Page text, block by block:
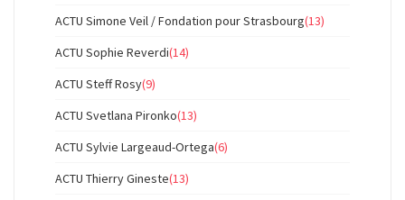
ACTU Simone Veil / Fondation pour Strasbourg(13)
ACTU Sophie Reverdi(14)
ACTU Steff Rosy(9)
ACTU Svetlana Pironko(13)
ACTU Sylvie Largeaud-Ortega(6)
ACTU Thierry Gineste(13)